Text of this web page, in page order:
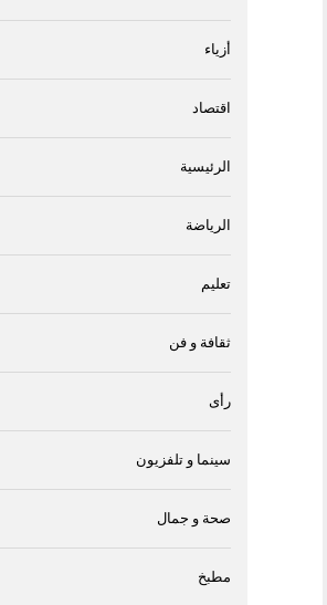
أزياء
اقتصاد
الرئيسية
الرياضة
تعليم
ثقافة و فن
رأى
سينما و تلفزيون
صحة و جمال
مطبخ